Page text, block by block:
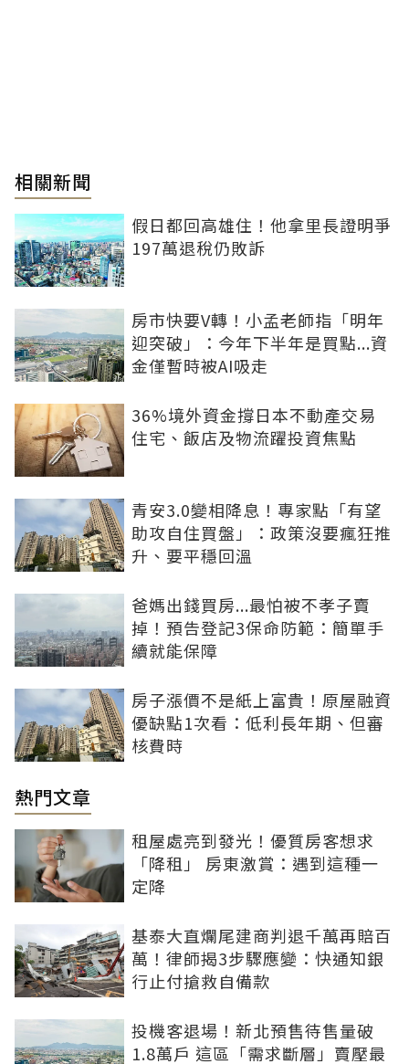
相關新聞
假日都回高雄住！他拿里長證明爭
197萬退稅仍敗訴
房市快要V轉！小孟老師指「明年
迎突破」：今年下半年是買點...資
金僅暫時被AI吸走
36%境外資金撐日本不動產交易
住宅、飯店及物流躍投資焦點
青安3.0變相降息！專家點「有望
助攻自住買盤」：政策沒要瘋狂推
升、要平穩回溫
爸媽出錢買房...最怕被不孝子賣
掉！預告登記3保命防範：簡單手
續就能保障
房子漲價不是紙上富貴！原屋融資
優缺點1次看：低利長年期、但審
核費時
熱門文章
租屋處亮到發光！優質房客想求
「降租」 房東激賞：遇到這種一
定降
基泰大直爛尾建商判退千萬再賠百
萬！律師揭3步驟應變：快通知銀
行止付搶救自備款
投機客退場！新北預售待售量破
1.8萬戶 這區「需求斷層」賣壓最